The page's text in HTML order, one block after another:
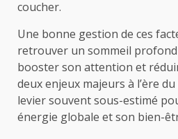
coucher.
Une bonne gestion de ces
retrouver un sommeil
booster son attention et
deux enjeux majeurs à l’ère
levier souvent sous-estimé
énergie globale et son bien-